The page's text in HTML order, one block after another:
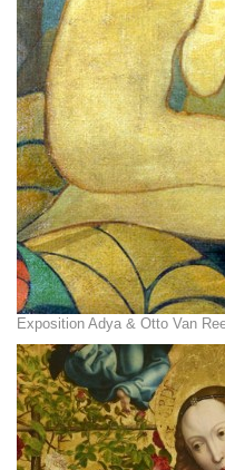
Exposition Adya & Otto Van